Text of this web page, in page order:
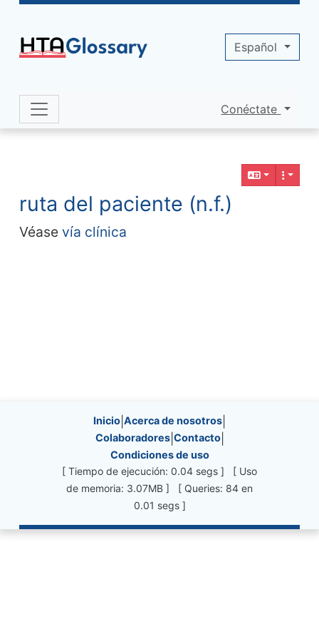
Navigation and related functionality
ruta del paciente (n.f.)
Véase vía clínica
Site information, links, etc.
Inicio Acerca de nosotros
Colaboradores| Contacto|
Condiciones de uso
[ Tiempo de ejecución: 0.04 segs ] [ Uso
de memoria: 3.07MB ] [ Queries: 84 en
0.01 segs ]
Site identity, navigation, etc.
Conéctate
Español